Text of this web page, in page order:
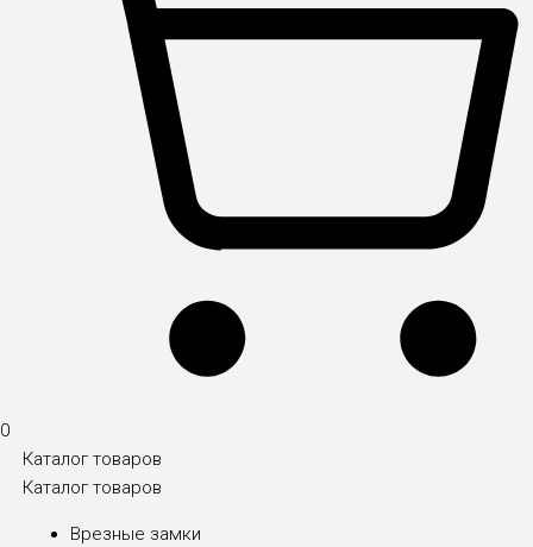
0
Каталог товаров
Каталог товаров
Врезные замки